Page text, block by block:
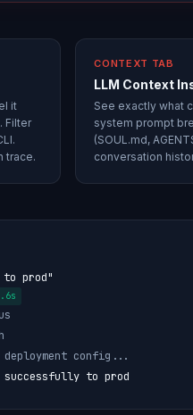
it
Filter
trace.
CONTEXT TAB
LLM Context
See exactly what
system prompt
(SOUL.md,
conversation
to prod"
deployment config...
successfully to prod